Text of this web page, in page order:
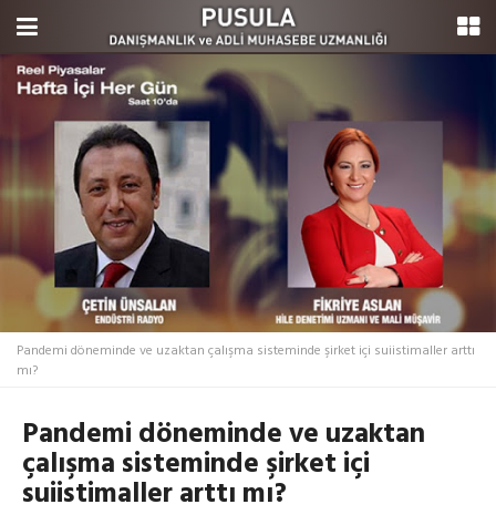
Pandemi döneminde ve uzaktan çalışma sisteminde şirket içi suiistimaller arttı
mı?
Pandemi döneminde ve uzaktan
çalışma sisteminde şirket içi
suiistimaller arttı mı?